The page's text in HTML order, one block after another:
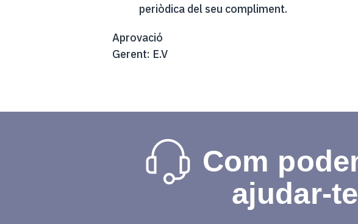
periòdica del seu compliment.
Aprovació
Gerent: E.V
Com
ajudar-